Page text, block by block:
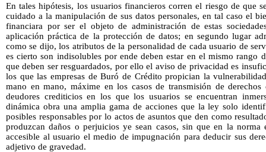
En tales hipótesis, los usuarios financieros corren el riesgo de que
cuidado a la manipulación de sus datos personales, en tal caso el
financiara por ser el objeto de administración de estas
aplicación práctica de la protección de datos; en segundo lugar
como se dijo, los atributos de la personalidad de cada usuario de
es cierto son indisolubles por ende deben estar en el mismo rango
que deben ser resguardados, por ello el aviso de privacidad es
los que las empresas de Buró de Crédito propician la
mano en mano, máxime en los casos de transmisión de derechos
deudores crediticios en los que los usuarios se encuentran
dinámica obra una amplia gama de acciones que la ley solo
posibles responsables por lo actos de asuntos que den como
produzcan daños o perjuicios ye sean casos, sin que en la
accesible al usuario el medio de impugnación para deducir sus
adjetivo de gravedad.